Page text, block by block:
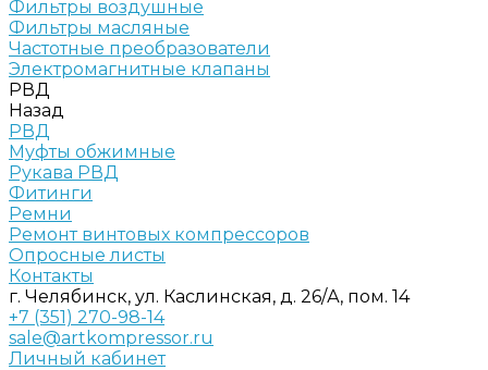
Фильтры воздушные
Фильтры масляные
Частотные преобразователи
Электромагнитные клапаны
РВД
Назад
РВД
Муфты обжимные
Рукава РВД
Фитинги
Ремни
Ремонт винтовых компрессоров
Опросные листы
Контакты
г. Челябинск, ул. Каслинская, д. 26/А, пом. 14
+7 (351) 270-98-14
sale@artkompressor.ru
Личный кабинет